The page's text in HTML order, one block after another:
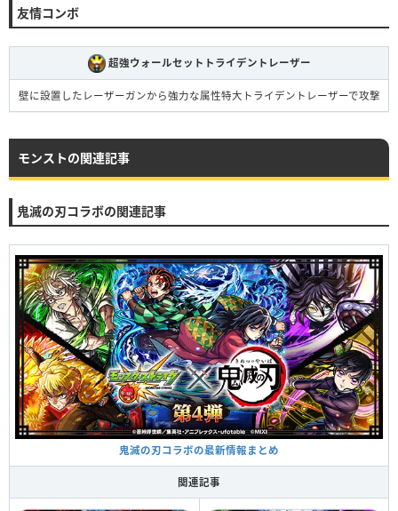
友情コンボ
超強ウォールセットトライデントレーザー
壁に設置したレーザーガンから強力な属性特大トライデントレーザーで攻撃
モンストの関連記事
鬼滅の刃コラボの関連記事
鬼滅の刃コラボの最新情報まとめ
関連記事